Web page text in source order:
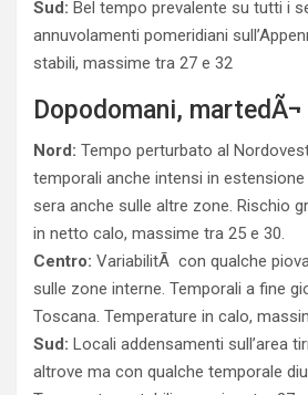
Sud: Bel tempo prevalente su tutti i
annuvolamenti pomeridiani
stabili, massime tra 27 e 32
Dopodomani,
Nord: Tempo perturbato al
temporali anche intensi in
sera anche sulle altre zone. Rischio
in netto calo, massime tra 25 e 30.
Centro: VariabilitÃ con qualche
sulle zone interne. Temporali a fine
Toscana. Temperature in calo,
Sud: Locali addensamenti sull’area
altrove ma con qualche temporale